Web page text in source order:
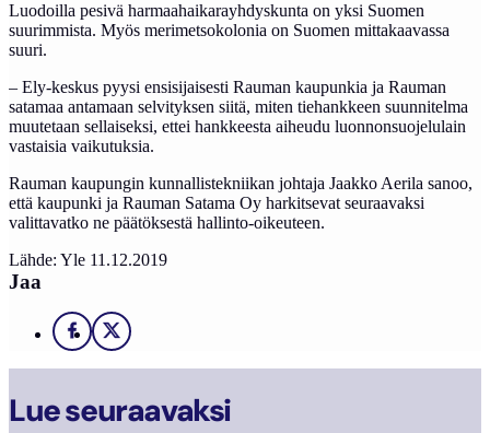
Luodoilla pesivä harmaahaikarayhdyskunta on yksi Suomen
suurimmista. Myös merimetsokolonia on Suomen mittakaavassa
suuri.
– Ely-keskus pyysi ensisijaisesti Rauman kaupunkia ja Rauman
satamaa antamaan selvityksen siitä, miten tiehankkeen suunnitelma
muutetaan sellaiseksi, ettei hankkeesta aiheudu luonnonsuojelulain
vastaisia vaikutuksia.
Rauman kaupungin kunnallistekniikan johtaja Jaakko Aerila sanoo,
että kaupunki ja Rauman Satama Oy harkitsevat seuraavaksi
valittavatko ne päätöksestä hallinto-oikeuteen.
Lähde: Yle 11.12.2019
Jaa
Facebook
X
Lue seuraavaksi